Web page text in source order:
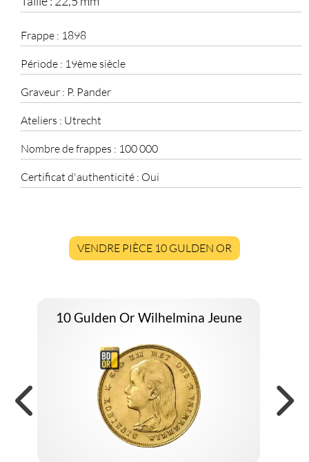
Frappe : 1898
Période : 19ème siècle
Graveur : P. Pander
Ateliers : Utrecht
Nombre de frappes : 100 000
Certificat d'authenticité : Oui
VENDRE PIÈCE 10 GULDEN OR
10 Gulden Or Wilhelmina Jeune